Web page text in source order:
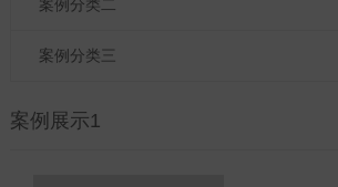
案例分类二
案例分类三
案例展示1